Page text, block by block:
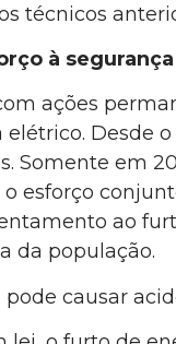
técnicos
à
ações
Desde
Somente em
esforço
ao
da população.
causar